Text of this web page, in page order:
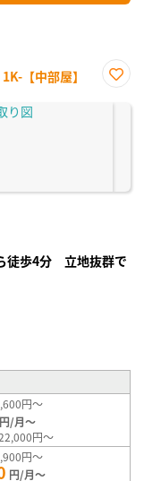
【中部屋】
に入
徒歩4分 立地抜群で
円～
円/月～
円～
円～
円/月～